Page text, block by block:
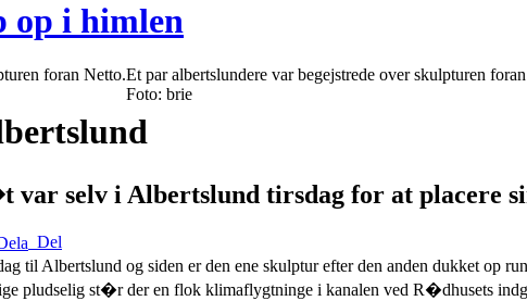
op i himlen
Et par albertslundere var begejstrede over skulpturen
Foto: brie
var selv i Albertslund tirsdag for at placere
Del
til Albertslund og siden er den ene skulptur efter den anden dukket op
pludselig st�r der en flok klimaflygtninge i kanalen ved R�dhusets